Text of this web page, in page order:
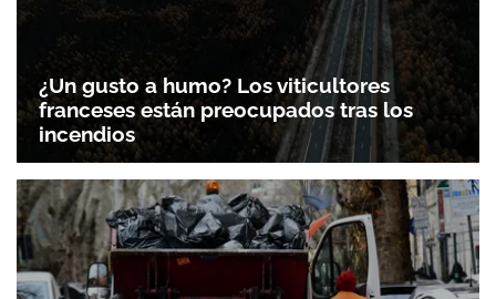
¿Un gusto a humo? Los viticultores
franceses están preocupados tras los
incendios